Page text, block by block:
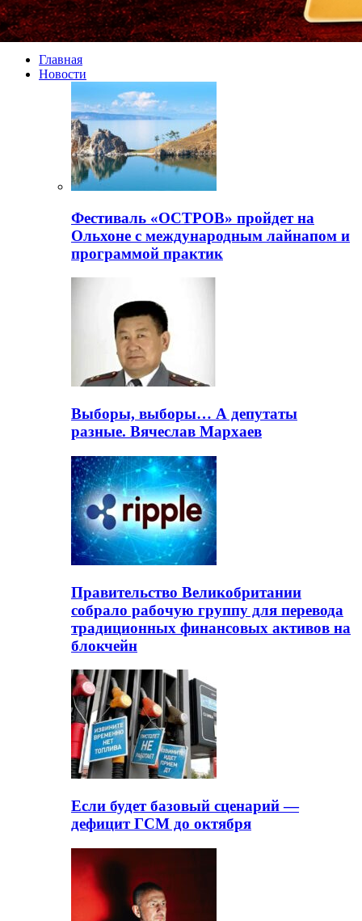
Главная
Новости
Фестиваль «ОСТРОВ» пройдет на
Ольхоне с международным лайнапом и
программой практик
Выборы, выборы… А депутаты
разные. Вячеслав Мархаев
Правительство Великобритании
собрало рабочую группу для перевода
традиционных финансовых активов на
блокчейн
Если будет базовый сценарий —
дефицит ГСМ до октября